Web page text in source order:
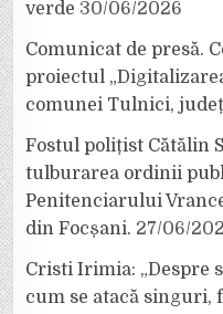
verde 30/06/2026
Comunicat de presă.
proiectul
comunei Tulnici,
Fostul polițist Cătălin
tulburarea ordinii
Penitenciarului
din Focșani. 27/06/
Cristi Irimia: „Despre
cum se atacă singuri,